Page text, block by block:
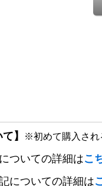
】 ※初めて購入され
ついての詳細はこ
についての詳細は